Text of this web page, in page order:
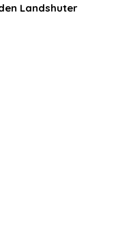
Landshuter